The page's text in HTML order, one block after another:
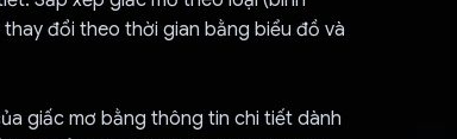
đổi theo thời gian bằng biểu đồ và
giấc mơ bằng thông tin chi tiết dành